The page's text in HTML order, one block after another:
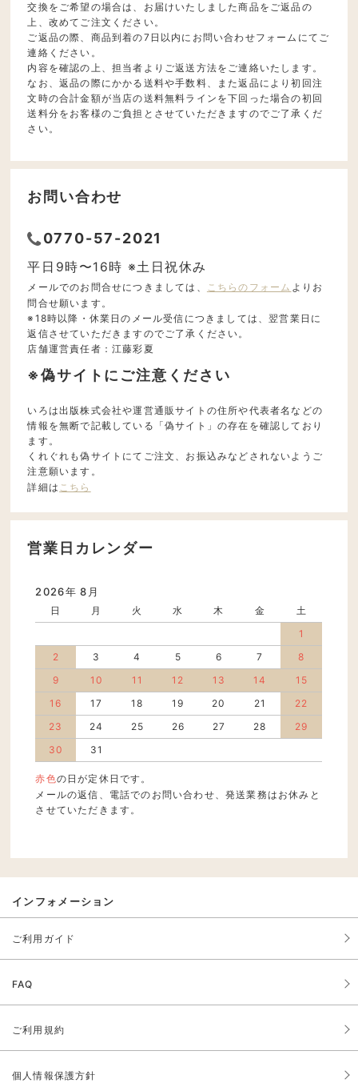
交換をご希望の場合は、お届けいたしました商品をご返品の
上、改めてご注文ください。
ご返品の際、商品到着の7日以内にお問い合わせフォームにてご
連絡ください。
内容を確認の上、担当者よりご返送方法をご連絡いたします。
なお、返品の際にかかる送料や手数料、また返品により初回注
文時の合計金額が当店の送料無料ラインを下回った場合の初回
送料分をお客様のご負担とさせていただきますのでご了承くだ
さい。
お問い合わせ
0770-57-2021
平日9時〜16時 ※土日祝休み
メールでのお問合せにつきましては、 こちらのフォーム よりお
問合せ願います。
※18時以降・休業日のメール受信につきましては、翌営業日に
返信させていただきますのでご了承ください。
店舗運営責任者：江藤彩夏
※偽サイトにご注意ください
いろは出版株式会社や運営通販サイトの住所や代表者名などの
情報を無断で記載している「偽サイト」の存在を確認しており
ます。
くれぐれも偽サイトにてご注文、お振込みなどされないようご
注意願います。
詳細は こちら
営業日カレンダー
2026年 8月
日 月 火 水 木 金
土
1
2
3 4 5 6 7
8
9
10 11 12 13 14
15
16
17 18 19 20 21
22
23
24 25 26 27 28
29
30
31
赤色の日が定休日です。
メールの返信、電話でのお問い合わせ、発送業務はお休みと
させていただきます。
インフォメーション
ご利用ガイド
FAQ
ご利用規約
個人情報保護方針